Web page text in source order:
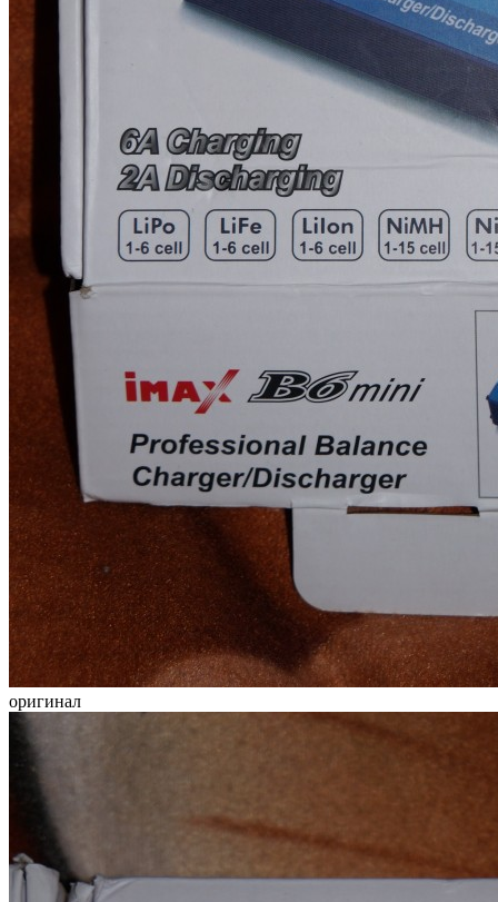
оригинал